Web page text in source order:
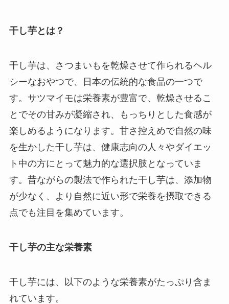
干し芋とは？
干し芋は、さつまいもを乾燥させて作られるヘル
シーなおやつで、日本の伝統的な食品の一つで
す。サツマイモは栄養素が豊富で、乾燥させるこ
とでその甘みが凝縮され、もっちりとした食感が
楽しめるようになります。甘さ控えめで自然の味
を生かした干し芋は、健康志向の人々やダイエッ
ト中の方にとって魅力的な選択肢となっていま
す。昔ながらの製法で作られた干し芋は、添加物
が少なく、より自然に近い形で栄養を摂取できる
点でも注目を集めています。
干し芋の主な栄養素
干し芋には、以下のような栄養素がたっぷり含ま
れています。